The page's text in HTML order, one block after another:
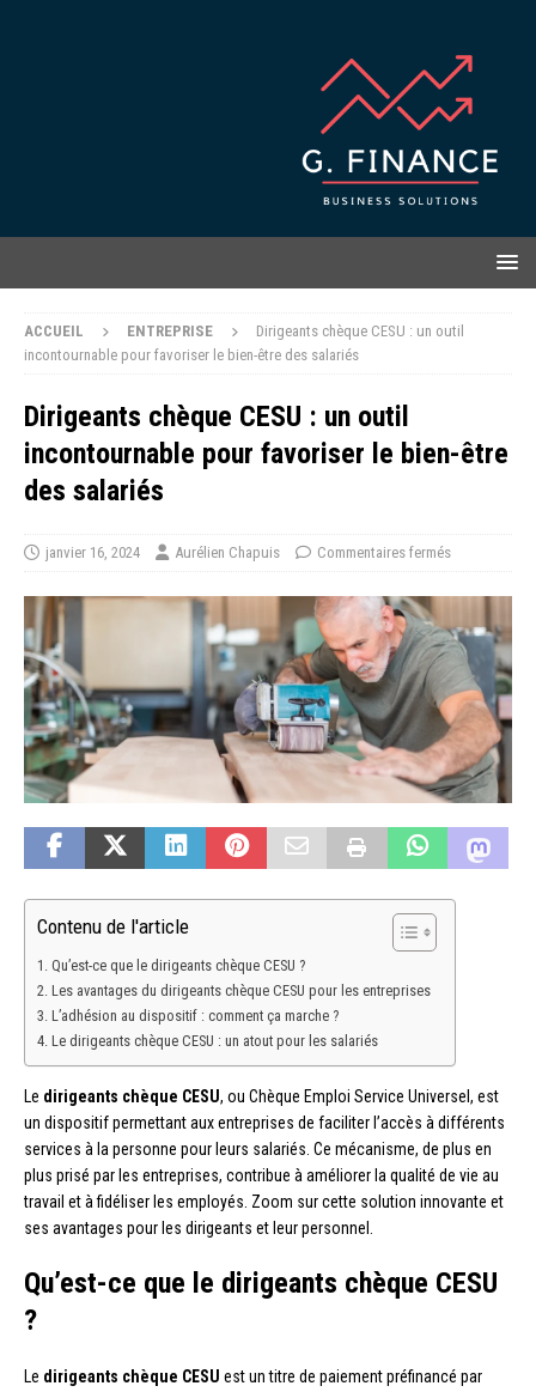
ACCUEIL ENTREPRISE
Dirigeants chèque CESU : un outil
incontournable pour favoriser le bien-être des salariés
Dirigeants chèque CESU : un outil
incontournable pour favoriser le bien-être
des salariés
janvier 16, 2024 Aurélien Chapuis Commentaires fermés
Contenu de l'article
Qu’est-ce que le dirigeants chèque CESU ?
Les avantages du dirigeants chèque CESU pour les entreprises
L’adhésion au dispositif : comment ça marche ?
Le dirigeants chèque CESU : un atout pour les salariés
Le dirigeants chèque CESU, ou Chèque Emploi Service Universel, est
un dispositif permettant aux entreprises de faciliter l’accès à différents
services à la personne pour leurs salariés. Ce mécanisme, de plus en
plus prisé par les entreprises, contribue à améliorer la qualité de vie au
travail et à fidéliser les employés. Zoom sur cette solution innovante et
ses avantages pour les dirigeants et leur personnel.
Qu’est-ce que le dirigeants chèque CESU
?
Le dirigeants chèque CESU est un titre de paiement préfinancé par